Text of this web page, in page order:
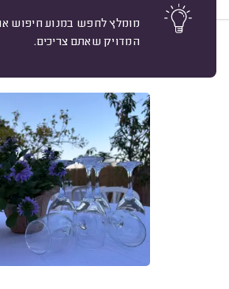
מומלץ לחפש במנוע חיפוש
המדויק שאתם צריכים.
מילי ח. הרצליה.